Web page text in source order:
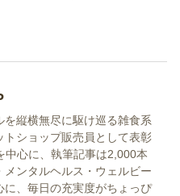
を縦横無尽に駆け巡る雑食系
トショップ販売員として表彰
中心に、執筆記事は2,000本
メンタルヘルス・ウェルビー
に、毎日の充実度がちょっぴ